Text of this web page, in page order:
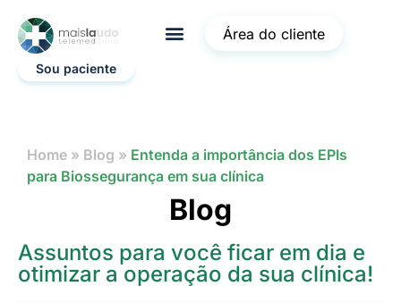
Área do cliente
Sou paciente
Home » Blog » Entenda a importância dos EPIs
para Biossegurança em sua clínica
Blog
Assuntos para você ficar em dia e
otimizar a operação da sua clínica!